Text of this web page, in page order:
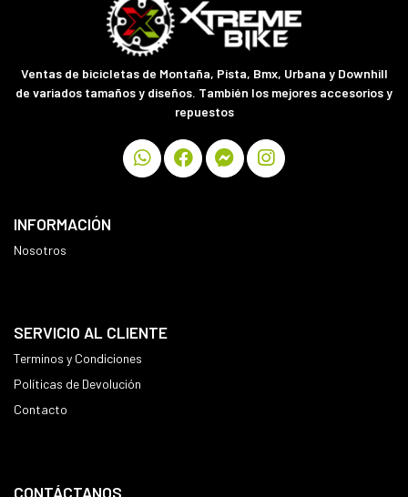
Ventas de bicicletas de Montaña, Pista, Bmx, Urbana y Downhill
de variados tamaños y diseños. También los mejores accesorios y
repuestos
INFORMACIÓN
Nosotros
SERVICIO AL CLIENTE
Terminos y Condiciones
Políticas de Devolución
Contacto
CONTÁCTANOS